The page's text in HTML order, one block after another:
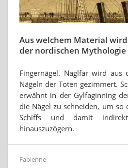
Aus welchem Material
der nordischen
Fingernägel. Naglfar wird aus
Nägeln der Toten gezimmert.
erwähnt in der Gylfaginning
die Nägel zu schneiden, um so
Schiffs und damit
hinauszuzögern.
Fabienne